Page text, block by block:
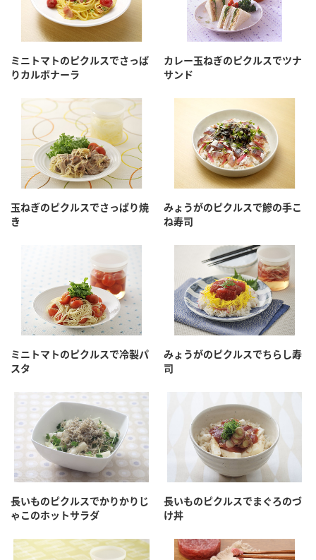
ミニトマトのピクルスでさっぱ
りカルボナーラ
カレー玉ねぎのピクルスでツナ
サンド
玉ねぎのピクルスでさっぱり焼
き
みょうがのピクルスで鰺の手こ
ね寿司
ミニトマトのピクルスで冷製パ
スタ
みょうがのピクルスでちらし寿
司
長いものピクルスでかりかりじ
ゃこのホットサラダ
長いものピクルスでまぐろのづ
け丼